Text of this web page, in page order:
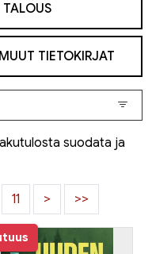
MUUT TIETOKIRJAT
suodata ja
11 > >>